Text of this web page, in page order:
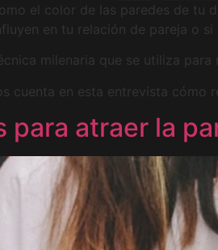
el color de las paredes de tu
en tu relación de pareja o
milenaria que se utiliza
cuenta en esta entrevista cómo
para atraer la